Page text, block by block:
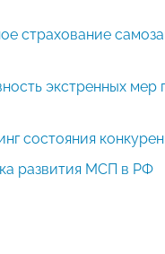
страхование
экстренных мер
состояния
развития МСП в РФ